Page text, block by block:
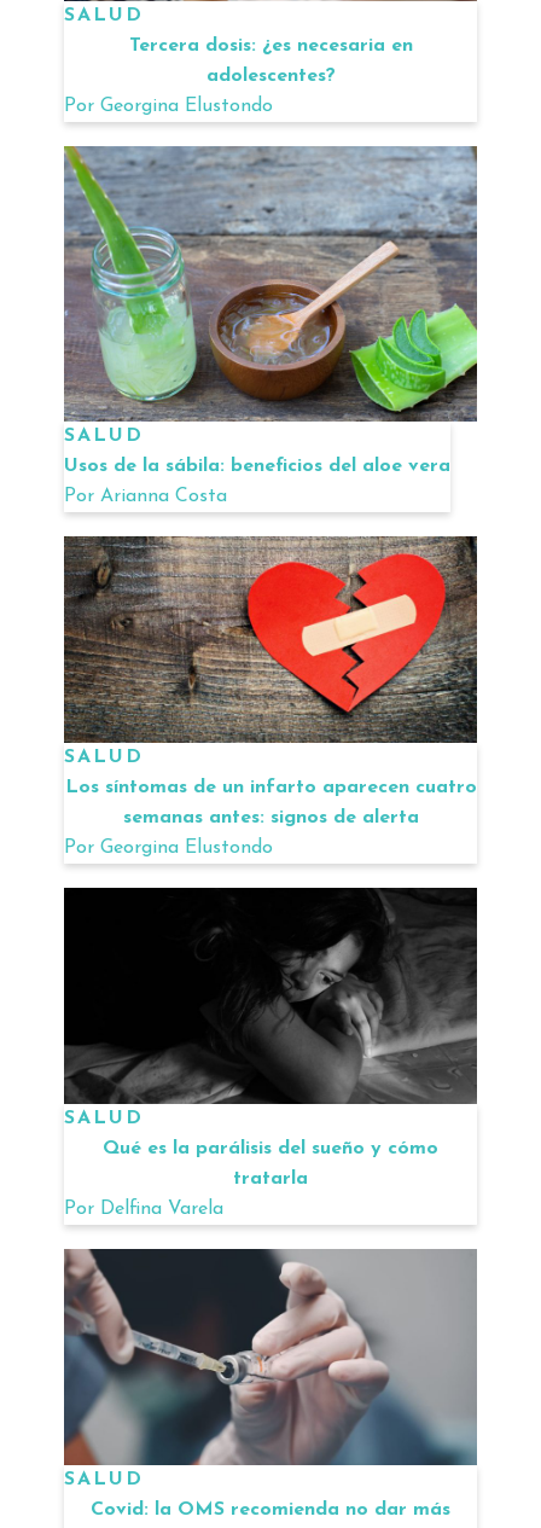
SALUD
Tercera dosis: ¿es necesaria en
adolescentes?
Por Georgina Elustondo
SALUD
Usos de la sábila: beneficios del aloe vera
Por Arianna Costa
SALUD
Los síntomas de un infarto aparecen cuatro
semanas antes: signos de alerta
Por Georgina Elustondo
SALUD
Qué es la parálisis del sueño y cómo
tratarla
Por Delfina Varela
SALUD
Covid: la OMS recomienda no dar más